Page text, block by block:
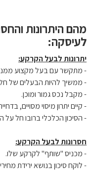
מהם היתרונות
לעיסקה:
יתרונות לבעל הקרקע:
- מתקשר עם בעל מקצוע ממנו
- ממשיך להיות הבעלים של
- מקבל נכס גמור ומוכן.
- קיים יתרון מיסוי מסויים,
- הסיכון הכלכלי ברובו חל
חסרונות לבעל הקרקע:
- מכניס "שותף" לקרקע שלו.
- לוקח סיכון בנושא ירידת